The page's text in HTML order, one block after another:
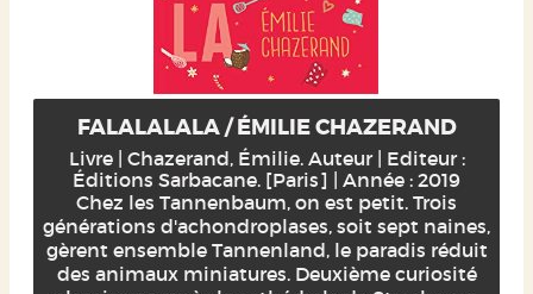
FALALALALA / ÉMILIE CHAZERAND
Livre | Chazerand, Émilie. Auteur | Editeur :
Éditions Sarbacane. [Paris] | Année : 2019
Chez les Tannenbaum, on est petit. Trois
générations d'achondroplases, soit sept naines,
gèrent ensemble Tannenland, le paradis réduit
des animaux miniatures. Deuxième curiosité